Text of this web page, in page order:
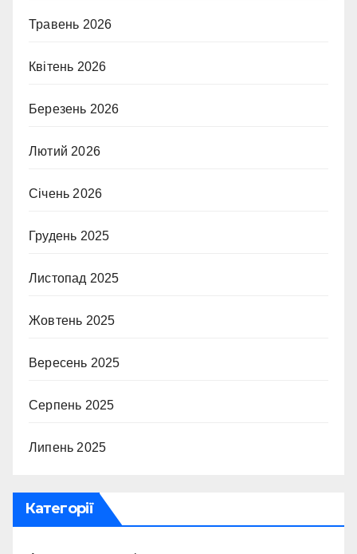
Травень 2026
Квітень 2026
Березень 2026
Лютий 2026
Січень 2026
Грудень 2025
Листопад 2025
Жовтень 2025
Вересень 2025
Серпень 2025
Липень 2025
Категорії